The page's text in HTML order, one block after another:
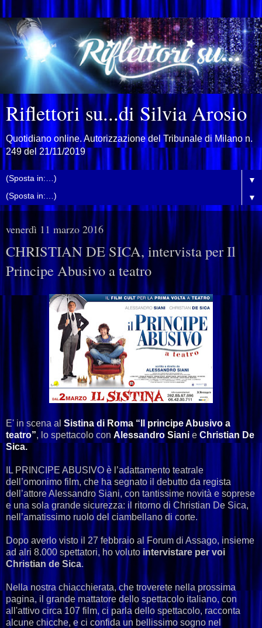
Riflettori su...di Silvia Arosio
Quotidiano online. Autorizzazione del Tribunale di Milano n.
249 del 21/11/2019
▼
▼
venerdì 11 marzo 2016
CHRISTIAN DE SICA, intervista per Il
Principe Abusivo a teatro
E' in scena al Sistina di Roma “Il principe Abusivo a
teatro”, lo spettacolo con Alessandro Siani e Christian De
Sica.
IL PRINCIPE ABUSIVO è l’adattamento teatrale
dell’omonimo film, che ha segnato il debutto da regista
dell’attore Alessandro Siani, con tantissime novità e soprese
e una sola grande sicurezza: il ritorno di Christian De Sica,
nell’amatissimo ruolo del ciambellano di corte.
Dopo averlo visto il 27 febbraio al Forum di Assago, insieme
ad alri 8.000 spettatori, ho voluto intervistare per voi
Christian de Sica.
Nella nostra chiacchierata, che troverete nella prossima
pagina, il grande mattatore dello spettacolo italiano, con
all'attivo circa 107 film, ci parla dello spettacolo, racconta
alcune chicche, e ci confida un bellissimo sogno nel